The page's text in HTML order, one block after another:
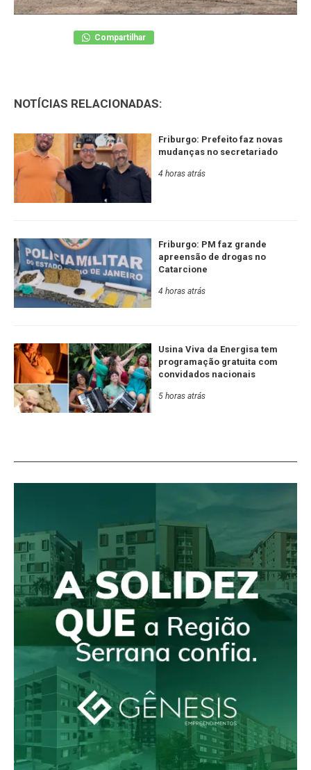
Compartilhar
NOTÍCIAS RELACIONADAS:
Friburgo: Prefeito faz novas
mudanças no secretariado
4 horas atrás
Friburgo: PM faz grande
apreensão de drogas no
Catarcione
4 horas atrás
Usina Viva da Energisa tem
programação gratuita com
convidados nacionais
5 horas atrás